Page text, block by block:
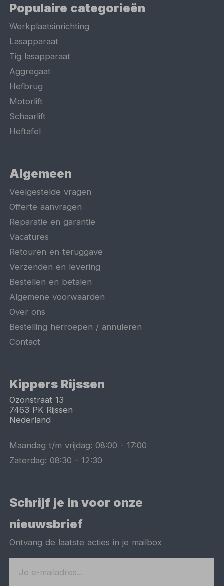
Populaire categorieën
Werkplaatsinrichting
Lasapparaat
Tig lasapparaat
Aggregaat
Hefbrug
Motorlift
Schaarlift
Heftafel
Algemeen
Veelgestelde vragen
Offerte aanvragen
Reparatie en garantie
Vacatures
Retouren en teruggave
Verzenden en levering
Bestellen en betalen
Algemene voorwaarden
Over ons
Bestelling herroepen / annuleren
Contact
Kippers Rijssen
Ozonstraat 13
7463 PK Rijssen
Nederland
Maandag t/m vrijdag:08:00 -17:00
Zaterdag:08:30 -12:30
Schrijf je in voor onze
nieuwsbrief
Ontvang de laatste acties in je mailbox